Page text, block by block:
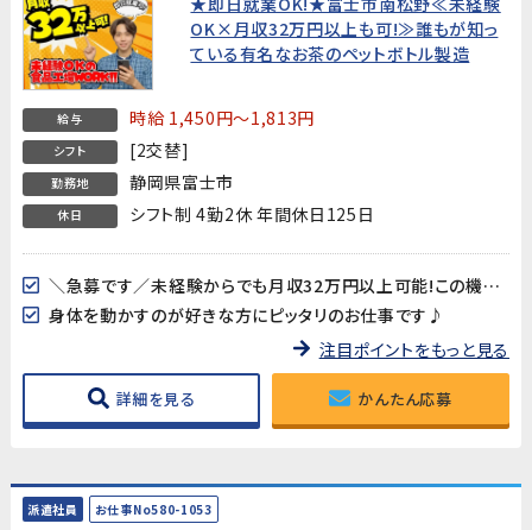
OK×月収32万円以上も可!≫誰もが知っ
ている有名なお茶のペットボトル製造
給与 時給 1,450円～1,813円
シフト [2交替]
勤務地 静岡県富士市
休日 シフト制 4勤2休 年間休日125日
＼急募です／未経験からでも月収32万円以上可能!この機会をお見逃しなく!
身体を動かすのが好きな方にピッタリのお仕事です♪
注目ポイントをもっと見る
詳細を見る かんたん応募
派遣社員 お仕事No580-1053